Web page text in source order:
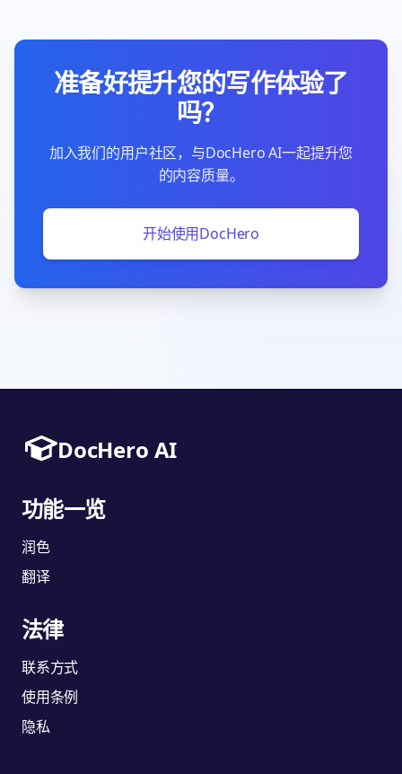
准备好提升您的写作体验了
吗？
加入我们的用户社区，与DocHero AI一起提升您
的内容质量。
开始使用DocHero
DocHero AI
功能一览
润色
翻译
法律
联系方式
使用条例
隐私